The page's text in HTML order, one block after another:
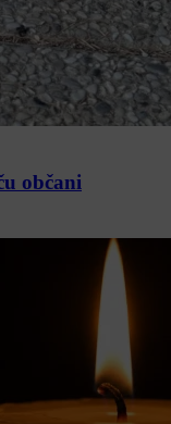
občani